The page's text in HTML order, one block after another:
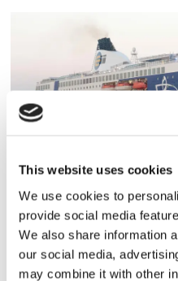
This website uses cookies
We use cookies to
provide social media
We also share information
our social media,
may combine it with other
Eckerö tyngs
frakten